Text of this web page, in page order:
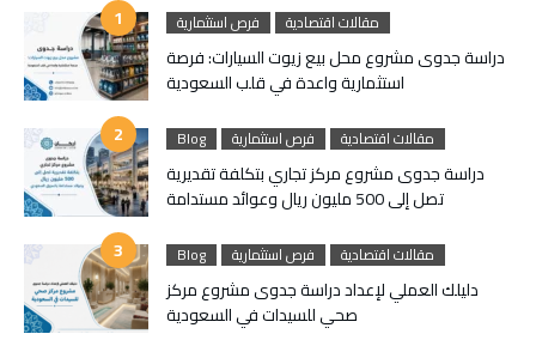
فرص استثمارية مقالات اقتصادية
دراسة جدوى مشروع محل بيع زيوت السيارات: فرصة
استثمارية واعدة في قلب السعودية
Blog فرص استثمارية مقالات اقتصادية
دراسة جدوى مشروع مركز تجاري بتكلفة تقديرية
تصل إلى 500 مليون ريال وعوائد مستدامة
Blog فرص استثمارية مقالات اقتصادية
دليلك العملي لإعداد دراسة جدوى مشروع مركز
صحي للسيدات في السعودية